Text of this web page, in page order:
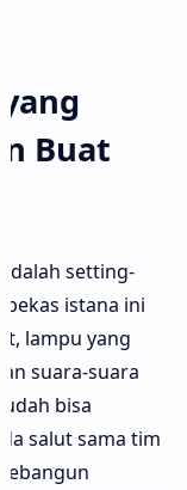
Buat
setting-
bekas istana ini
lampu yang
suara-suara
bisa
salut sama tim